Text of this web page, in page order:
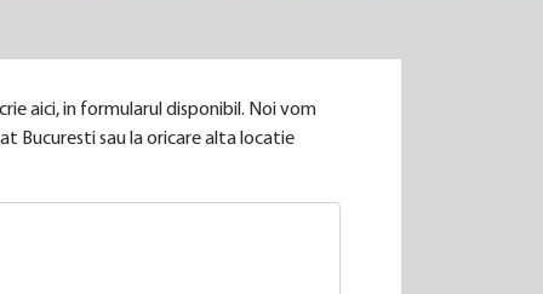
aici, in formularul disponibil. Noi vom
Bucuresti sau la oricare alta locatie